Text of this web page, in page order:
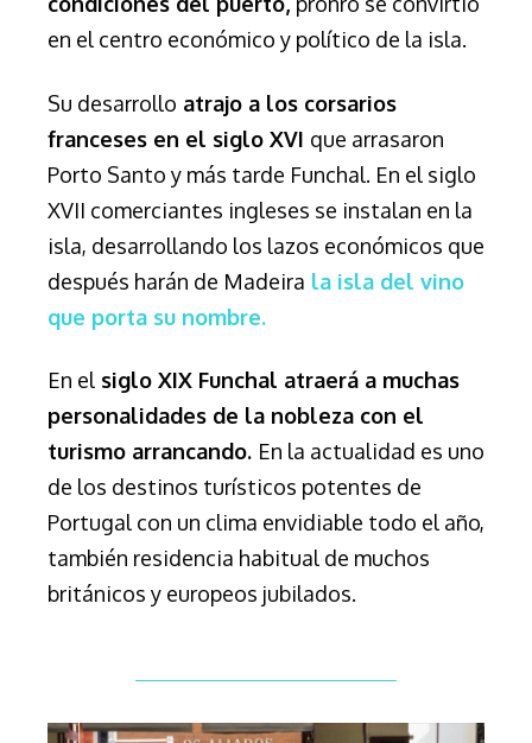
en el centro económico y político de la isla.
Su desarrollo atrajo a los corsarios
franceses en el siglo XVI que arrasaron
Porto Santo y más tarde Funchal. En el siglo
XVII comerciantes ingleses se instalan en la
isla, desarrollando los lazos económicos que
después harán de Madeira la isla del vino
que porta su nombre.
En el siglo XIX Funchal atraerá a muchas
personalidades de la nobleza con el
turismo arrancando. En la actualidad es uno
de los destinos turísticos potentes de
Portugal con un clima envidiable todo el año,
también residencia habitual de muchos
británicos y europeos jubilados.